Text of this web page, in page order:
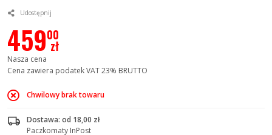
Udostępnij
45900
zł
Nasza cena
Cena zawiera podatek VAT 23% BRUTTO
Chwilowy brak towaru
Dostawa: od 18,00 zł
Paczkomaty InPost